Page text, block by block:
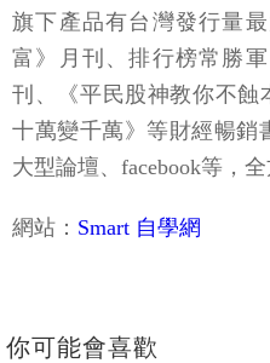
旗下產品有台灣發行量
富》月刊、排行榜常勝
刊、《平民股神教你不蝕
十萬變千萬》等財經暢銷
大型論壇、facebook等，
網站： Smart 自學網
你可能會喜歡